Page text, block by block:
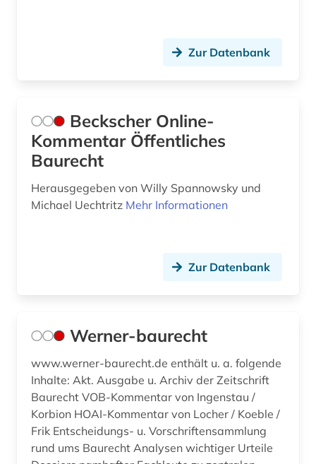
Zur Datenbank
Beckscher Online-
Kommentar Öffentliches
Baurecht
Herausgegeben von Willy Spannowsky und
Michael Uechtritz Mehr Informationen
Zur Datenbank
Werner-baurecht
www.werner-baurecht.de enthält u. a. folgende
Inhalte: Akt. Ausgabe u. Archiv der Zeitschrift
Baurecht VOB-Kommentar von Ingenstau /
Korbion HOAI-Kommentar von Locher / Koeble /
Frik Entscheidungs- u. Vorschriftensammlung
rund ums Baurecht Analysen wichtiger Urteile